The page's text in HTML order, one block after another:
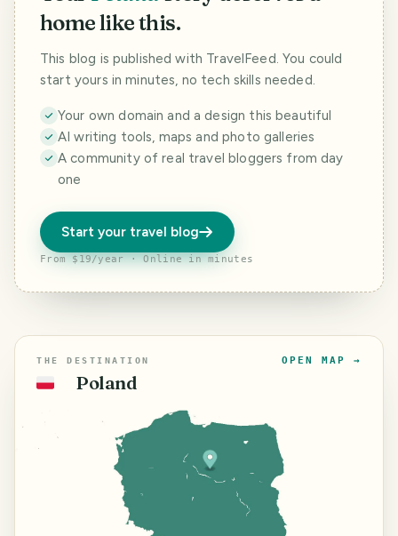
home like this.
This blog is published with TravelFeed. You could
start yours in minutes, no tech skills needed.
Your own domain and a design this beautiful
AI writing tools, maps and photo galleries
A community of real travel bloggers from day
one
Start your travel blog
From $19/year · Online in minutes
THE DESTINATION
🇵🇱 Poland
OPEN MAP →